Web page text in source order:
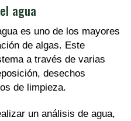
agua
es uno de los mayores
de algas. Este
a través de varias
desechos
de limpieza.
un análisis de agua,